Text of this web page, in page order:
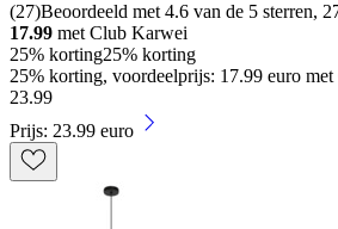
(27)Beoordeeld met 4.6 van de 5 sterren,
17.99 met Club Karwei
25% korting25% korting
25% korting, voordeelprijs: 17.99 euro
23.99
Prijs: 23.99 euro